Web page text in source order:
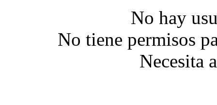
No hay
No tiene permisos
Necesita